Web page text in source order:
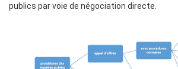
publics par voie de négociation directe.